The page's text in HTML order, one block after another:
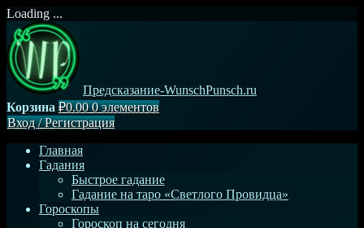
Loading ...
Перейти
к
содержимому
Предсказание-WunschPunsch.ru
Корзина ₽0.000 элементов
Вход/Регистрация
Главная
Гадания
Быстрое гадание
Гадание на таро «Светлого Провидца»
Гороскопы
Гороскоп на сегодня